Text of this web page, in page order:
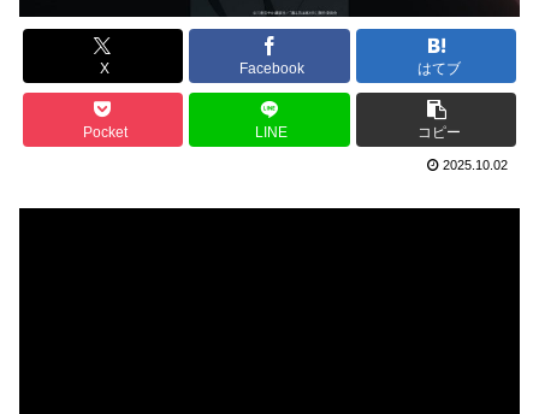
X Facebook はてブ
Pocket LINE コピー
2025.10.02